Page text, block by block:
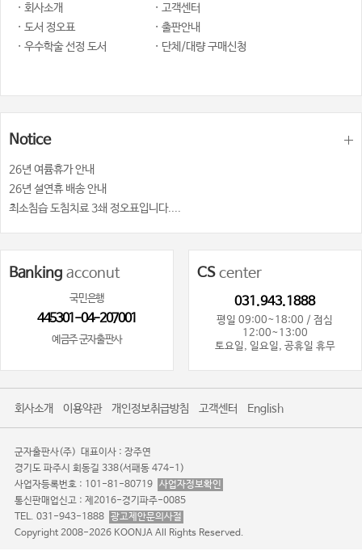
· 회사소개
· 고객센터
· 도서 정오표
· 출판안내
· 우수학술 선정 도서
· 단체/대량 구매신청
Notice
26년 여륨휴가 안내
26년 설연휴 배송 안내
최소침습 도침치료 3쇄 정오표입니다....
Banking acconut
국민은행
445301-04-207001
예금주 군자출판사
CScenter
031.943.1888
평일 09:00~18:00 / 점심
12:00~13:00
토요일, 일요일, 공휴일 휴무
회사소개 이용약관 개인정보취급방침 고객센터 English
군자출판사(주) 대표이사 : 장주연
경기도 파주시 회동길 338(서패동 474-1)
사업자등록번호 : 101-81-80719 사업자정보확인
통신판매업신고 : 제2016-경기파주-0085
TEL. 031-943-1888 광고제안문의사절
Copyright 2008-2026 KOONJA All Rights Reserved.